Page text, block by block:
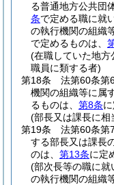
る普通地方公共団
条で定める職に就
の執行機関の組織
で定めるものは、
(在職していた地方
職員に類する者)
第18条
法第60条第
機関の組織等に属
るものは、 第8条
(部長又は課長に相
第19条
法第60条第
する部長又は課長
のは、 第13条に定
(部次長等の職に就
の執行機関の組織